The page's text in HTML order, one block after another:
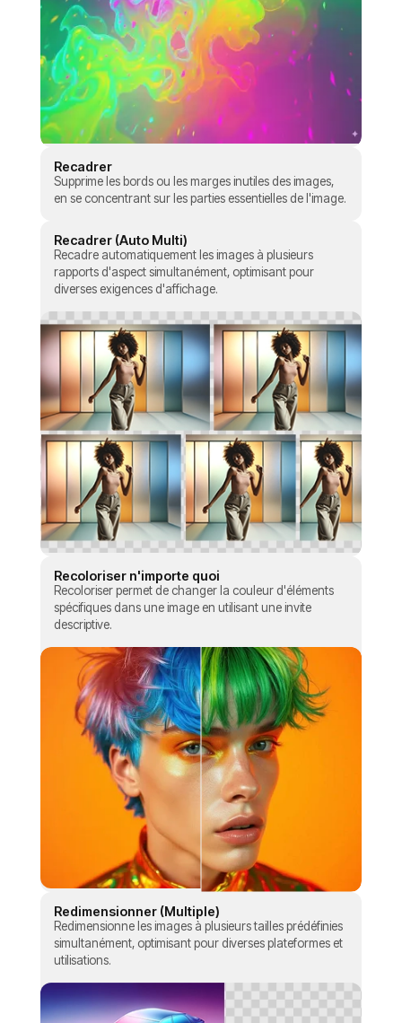
Recadrer
Supprime les bords ou les marges inutiles des images,
en se concentrant sur les parties essentielles de l'image.
Recadrer (Auto Multi)
Recadre automatiquement les images à plusieurs
rapports d'aspect simultanément, optimisant pour
diverses exigences d'affichage.
Recoloriser n'importe quoi
Recoloriser permet de changer la couleur d'éléments
spécifiques dans une image en utilisant une invite
descriptive.
Redimensionner (Multiple)
Redimensionne les images à plusieurs tailles prédéfinies
simultanément, optimisant pour diverses plateformes et
utilisations.